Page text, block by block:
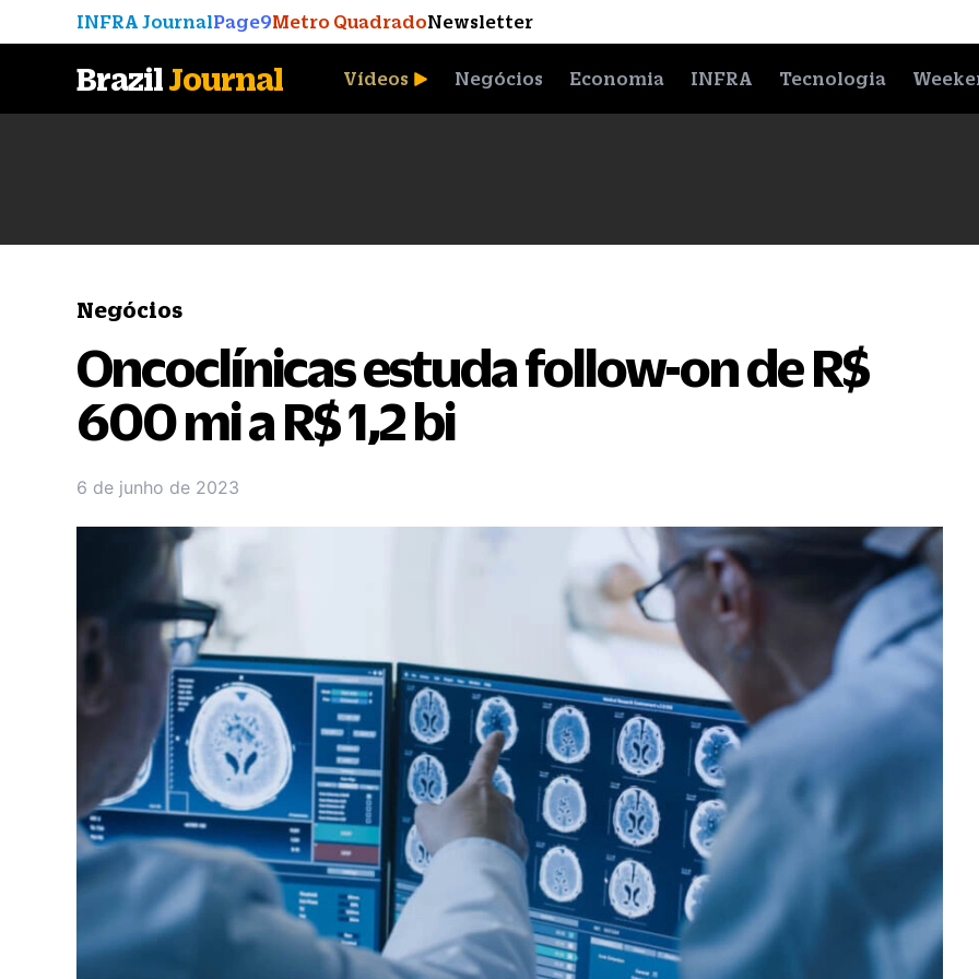
INFRA JournalPage9Metro QuadradoNewsletter
BrazilJournal Vídeos Negócios Economia INFRA Tecnologia
Negócios
Oncoclínicas estuda follow-on de R$
600 mi a R$ 1,2 bi
6 de junho de 2023